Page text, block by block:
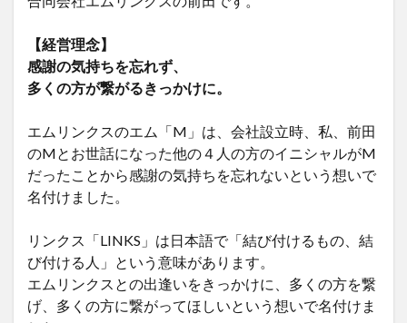
【経営理念】
感謝の気持ちを忘れず、
多くの方が繋がるきっかけに。
エムリンクスのエム「M」は、会社設立時、私、前田
のMとお世話になった他の４人の方のイニシャルがM
だったことから感謝の気持ちを忘れないという想いで
名付けました。
リンクス「LINKS」は日本語で「結び付けるもの、結
び付ける人」という意味があります。
エムリンクスとの出逢いをきっかけに、多くの方を繋
げ、多くの方に繋がってほしいという想いで名付けま